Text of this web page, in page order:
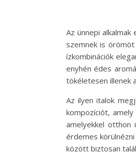
Az ünnepi
szemnek is
ízkombinációk
enyhén édes
tökéletesen illenek
Az ilyen italok
kompozíciót,
amelyekkel otthon
érdemes
között biztosan